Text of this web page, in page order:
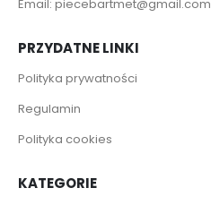
Email: piecebartmet@gmail.com
PRZYDATNE LINKI
Polityka prywatności
Regulamin
Polityka cookies
KATEGORIE